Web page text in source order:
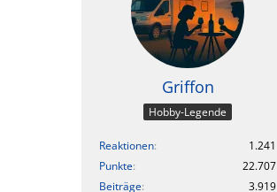
Griffon
Hobby-Legende
Reaktionen
1.241
Punkte
22.707
Beiträge
3.919